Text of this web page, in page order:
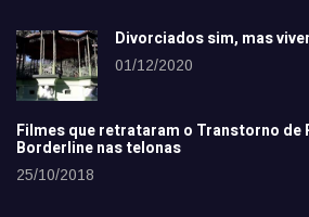
Divorciados sim, mas
01/12/2020
Filmes que retrataram o Transtorno de
Borderline nas telonas
25/10/2018